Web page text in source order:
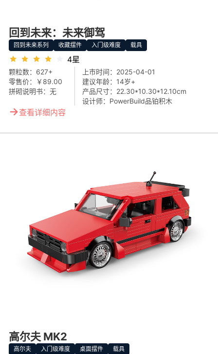
回到未来：未来御驾
回到未来系列 收藏摆件 入门级难度 载具
4星
颗粒数： 627+
零售价：
￥89.00
拼砌说明书： 无
上市时间： 2025-04-01
建议年龄： 14岁+
产品尺寸： 22.30*10.30*12.10cm
设计师： PowerBuild品铂积木
→查看详细内容
高尔夫 MK2
高尔夫 入门级难度 桌面摆件 载具